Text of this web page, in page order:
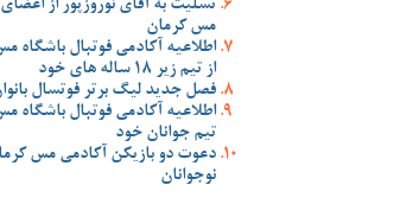
تسلیت به آقای نوروزپور از
مس کرمان
اطلاعیه آکادمی فوتبال
از تیم زیر 18 ساله های خود
فصل جدید لیگ برتر فوتسال
اطلاعیه آکادمی فوتبال
تیم جوانان خود
دعوت دو بازیکن آکادمی مس
نوجوانان